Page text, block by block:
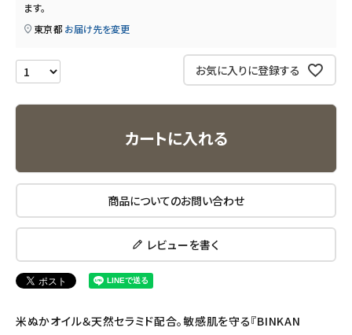
ブランド
エコリュクス
エコメイト
ます。
東京都 お届け先を変更
お気に入りに登録する
カートに入れる
商品についてのお問い合わせ
レビューを書く
米ぬかオイル＆天然セラミド配合。敏感肌を守る『BINKAN